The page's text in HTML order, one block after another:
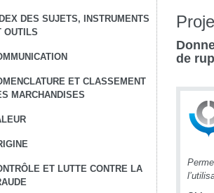
DES SUJETS, INSTRUMENTS
OUTILS
ET CLASSEMENT
MARCHANDISES
ET LUTTE CONTRE LA
de